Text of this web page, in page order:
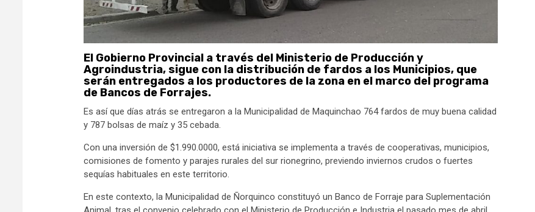
El Gobierno Provincial a través del Ministerio de Producción y
Agroindustria, sigue con la distribución de fardos a los Municipios, que
serán entregados a los productores de la zona en el marco del programa
de Bancos de Forrajes.
Es así que días atrás se entregaron a la Municipalidad de Maquinchao 764 fardos de muy buena calidad
y 787 bolsas de maíz y 35 cebada.
Con una inversión de $1.990.0000, está iniciativa se implementa a través de cooperativas, municipios,
comisiones de fomento y parajes rurales del sur rionegrino, previendo inviernos crudos o fuertes
sequías habituales en este territorio.
En este contexto, la Municipalidad de Ñorquinco constituyó un Banco de Forraje para Suplementación